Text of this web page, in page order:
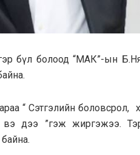
бүл болоод “МАК”-ын
“ Cэтгэлийн
дээ ”гэж жиргэжээ.